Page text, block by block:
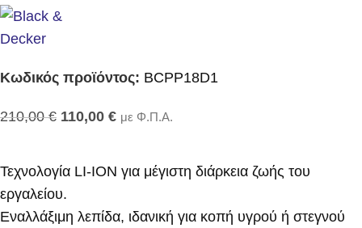
Κωδικός προϊόντος: BCPP18D1
210,00€ 110,00 € με Φ.Π.Α.
Τεχνολογία LI-ION για μέγιστη διάρκεια ζωής του
εργαλείου.
Εναλλάξιμη λεπίδα, ιδανική για κοπή υγρού ή στεγνού